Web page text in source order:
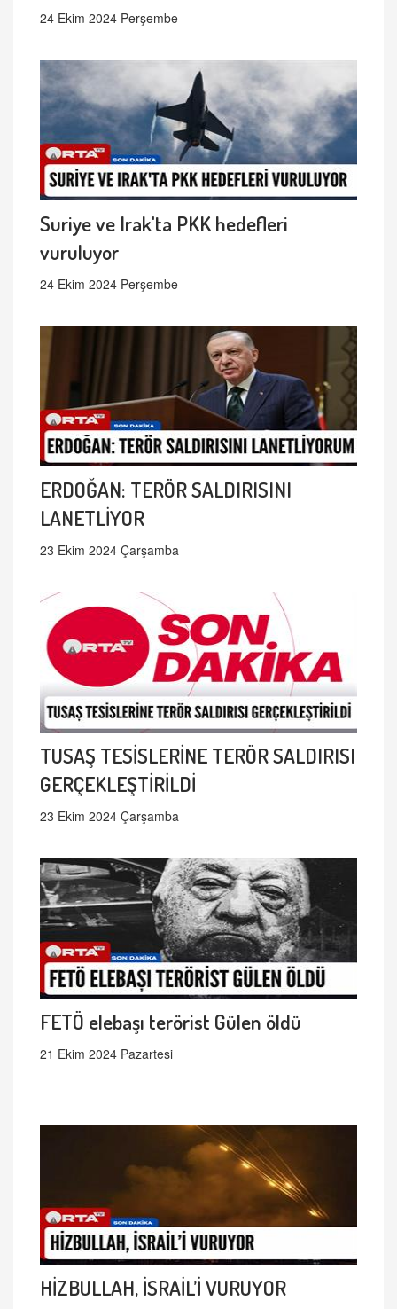
24 Ekim 2024 Perşembe
Suriye ve Irak'ta PKK hedefleri
vuruluyor
24 Ekim 2024 Perşembe
ERDOĞAN: TERÖR SALDIRISINI
LANETLİYOR
23 Ekim 2024 Çarşamba
TUSAŞ TESİSLERİNE TERÖR SALDIRISI
GERÇEKLEŞTİRİLDİ
23 Ekim 2024 Çarşamba
FETÖ elebaşı terörist Gülen öldü
21 Ekim 2024 Pazartesi
HİZBULLAH, İSRAİL’İ VURUYOR